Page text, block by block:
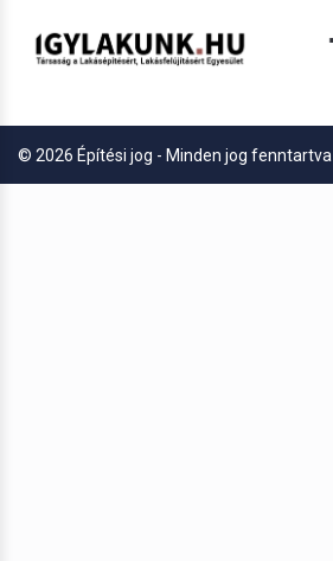
© 2026 Építési jog - Minden jog fenntartva